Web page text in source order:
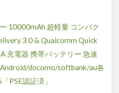
10000mAh 超軽量 コンパク
3.0 & Qualcomm Quick
充電器 携帯バッテリー 急速
docomo/softbank/au各
PSE認証済」